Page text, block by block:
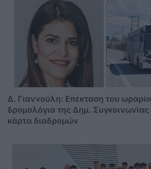
Δ. Γιαννούλη: Επέκταση του
δρομολόγια της Δημ. Συγκοινωνίας
κάρτα διαδρομών